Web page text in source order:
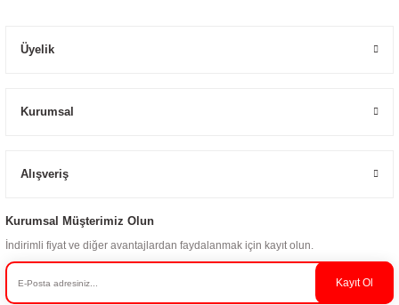
Üyelik
Kurumsal
Alışveriş
Kurumsal Müşterimiz Olun
İndirimli fiyat ve diğer avantajlardan faydalanmak için kayıt olun.
Kayıt Ol